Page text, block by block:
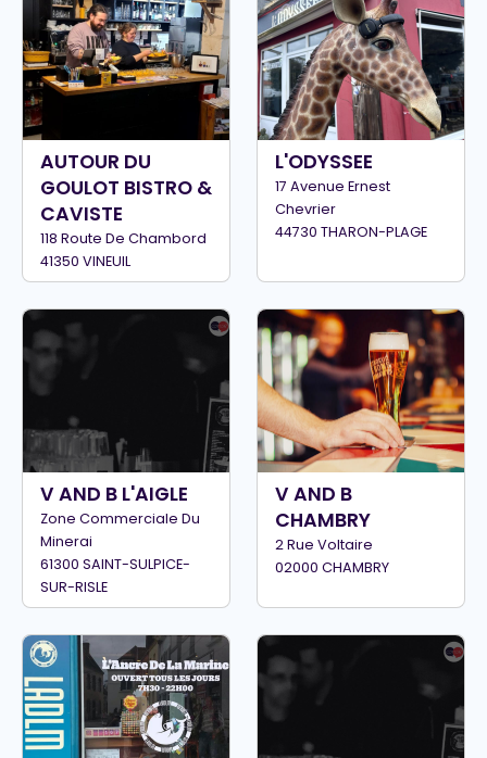
AUTOUR DU
GOULOT BISTRO &
CAVISTE
118 Route De Chambord
41350 VINEUIL
L'ODYSSEE
17 Avenue Ernest
Chevrier
44730 THARON-PLAGE
V AND B L'AIGLE
Zone Commerciale Du
Minerai
61300 SAINT-SULPICE-
SUR-RISLE
V AND B
CHAMBRY
2 Rue Voltaire
02000 CHAMBRY